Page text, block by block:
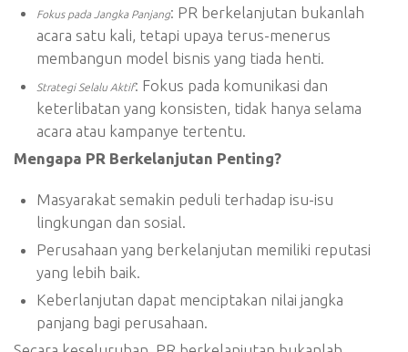
Fokus pada Jangka Panjang: PR berkelanjutan bukanlah
acara satu kali, tetapi upaya terus-menerus
membangun model bisnis yang tiada henti.
Strategi Selalu Aktif: Fokus pada komunikasi dan
keterlibatan yang konsisten, tidak hanya selama
acara atau kampanye tertentu.
Mengapa PR Berkelanjutan Penting?
Masyarakat semakin peduli terhadap isu-isu
lingkungan dan sosial.
Perusahaan yang berkelanjutan memiliki reputasi
yang lebih baik.
Keberlanjutan dapat menciptakan nilai jangka
panjang bagi perusahaan.